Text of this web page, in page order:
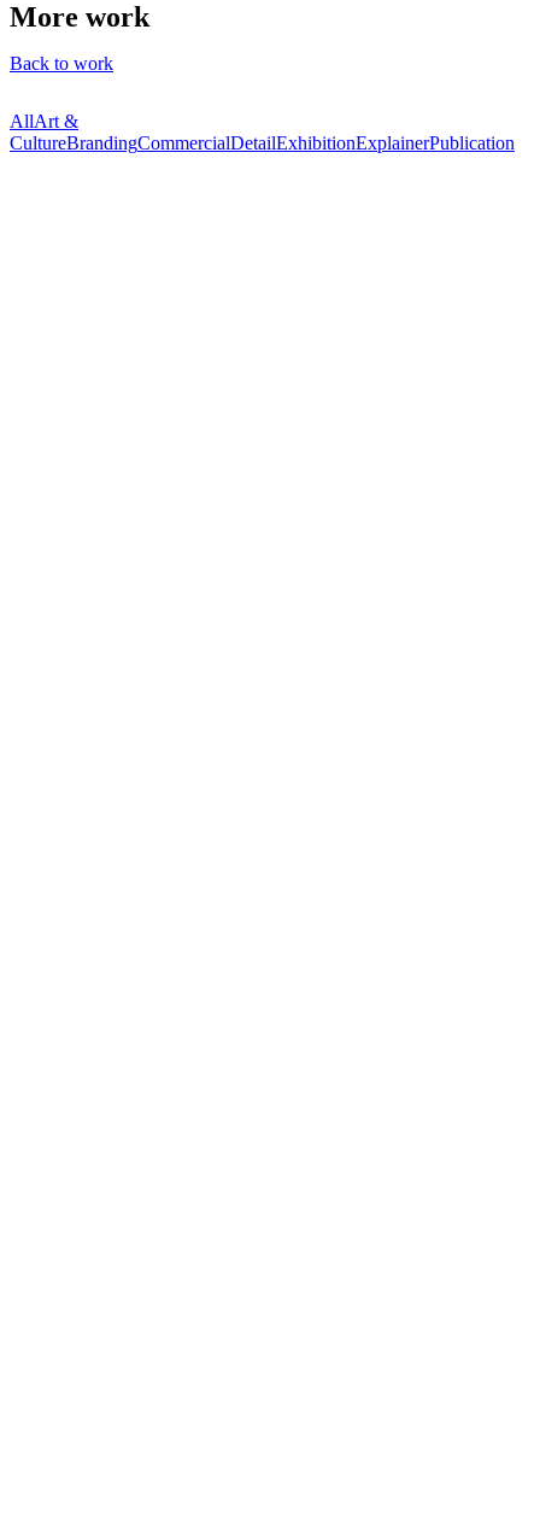
More work
Back to work
AllArt &
CultureBrandingCommercialDetailExhibitionExplainerPublication